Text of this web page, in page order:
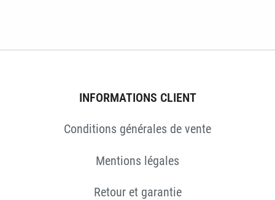
INFORMATIONS CLIENT
Conditions générales de vente
Mentions légales
Retour et garantie